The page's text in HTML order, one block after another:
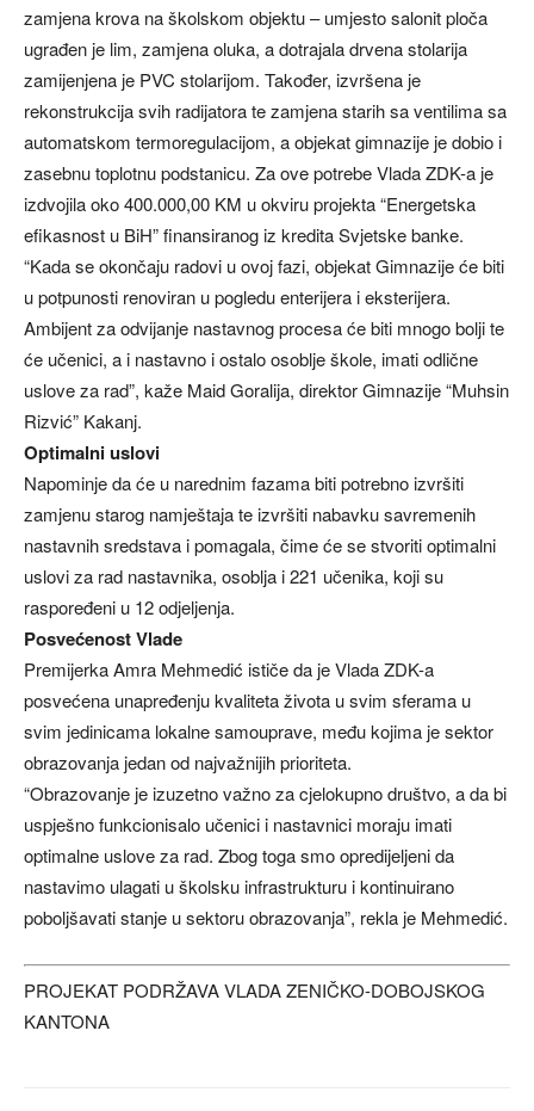
zamjena krova na školskom objektu – umjesto salonit ploča
ugrađen je lim, zamjena oluka, a dotrajala drvena stolarija
zamijenjena je PVC stolarijom. Također, izvršena je
rekonstrukcija svih radijatora te zamjena starih sa ventilima sa
automatskom termoregulacijom, a objekat gimnazije je dobio i
zasebnu toplotnu podstanicu. Za ove potrebe Vlada ZDK-a je
izdvojila oko 400.000,00 KM u okviru projekta “Energetska
efikasnost u BiH” finansiranog iz kredita Svjetske banke.
“Kada se okončaju radovi u ovoj fazi, objekat Gimnazije će biti
u potpunosti renoviran u pogledu enterijera i eksterijera.
Ambijent za odvijanje nastavnog procesa će biti mnogo bolji te
će učenici, a i nastavno i ostalo osoblje škole, imati odlične
uslove za rad”, kaže Maid Goralija, direktor Gimnazije “Muhsin
Rizvić” Kakanj.
Optimalni uslovi
Napominje da će u narednim fazama biti potrebno izvršiti
zamjenu starog namještaja te izvršiti nabavku savremenih
nastavnih sredstava i pomagala, čime će se stvoriti optimalni
uslovi za rad nastavnika, osoblja i 221 učenika, koji su
raspoređeni u 12 odjeljenja.
Posvećenost Vlade
Premijerka Amra Mehmedić ističe da je Vlada ZDK-a
posvećena unapređenju kvaliteta života u svim sferama u
svim jedinicama lokalne samouprave, među kojima je sektor
obrazovanja jedan od najvažnijih prioriteta.
“Obrazovanje je izuzetno važno za cjelokupno društvo, a da bi
uspješno funkcionisalo učenici i nastavnici moraju imati
optimalne uslove za rad. Zbog toga smo opredijeljeni da
nastavimo ulagati u školsku infrastrukturu i kontinuirano
poboljšavati stanje u sektoru obrazovanja”, rekla je Mehmedić.
PROJEKAT PODRŽAVA VLADA ZENIČKO-DOBOJSKOG
KANTONA